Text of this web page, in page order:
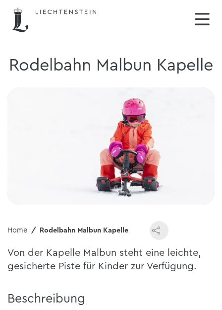
Rodelbahn Malbun Kapelle
Home Rodelbahn Malbun Kapelle
Von der Kapelle Malbun steht eine leichte,
gesicherte Piste für Kinder zur Verfügung.
Beschreibung